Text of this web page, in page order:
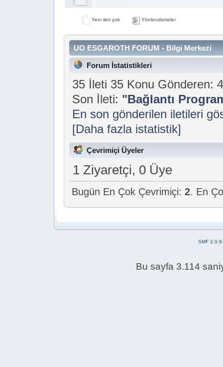
Yeni ileti yok Yönlendirmeler
UO ESGAROTH FORUM - Bilgi Merkezi
Forum İstatistikleri
35 İleti 35 Konu Gönderen:
Son İleti: "Bağlantı
En son gönderilen iletileri
[Daha fazla istatistik]
Çevrimiçi Üyeler
1 Ziyaretçi, 0 Üye
Bugün En Çok Çevrimiçi:2. En
SMF 2.0.9
Bu sayfa 3.114